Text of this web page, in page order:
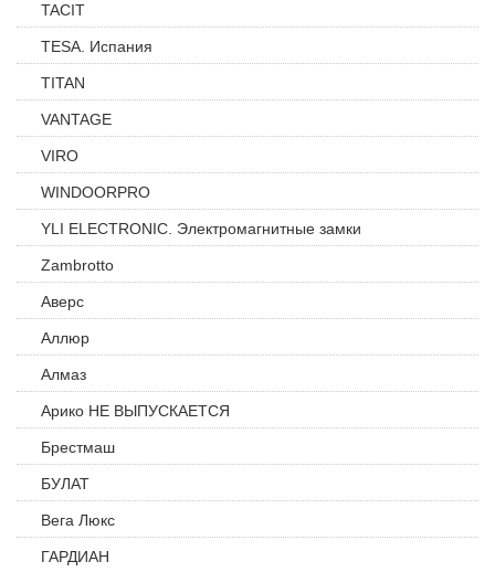
TACIT
TESA. Испания
TITAN
VANTAGE
VIRO
WINDOORPRO
YLI ELECTRONIC. Электромагнитные замки
Zambrotto
Аверс
Аллюр
Алмаз
Арико НЕ ВЫПУСКАЕТСЯ
Брестмаш
БУЛАТ
Вега Люкс
ГАРДИАН